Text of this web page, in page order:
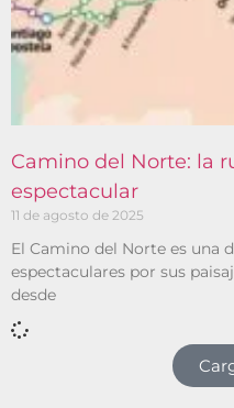
Camino del Norte: la
espectacular
11 de agosto de 2025
El Camino del Norte es una
espectaculares por sus
desde